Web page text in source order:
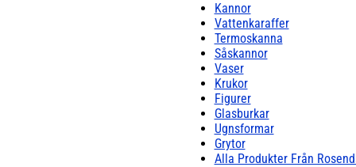
Kannor
Vattenkaraffer
Termoskanna
Såskannor
Vaser
Krukor
Figurer
Glasburkar
Ugnsformar
Grytor
Alla Produkter Från